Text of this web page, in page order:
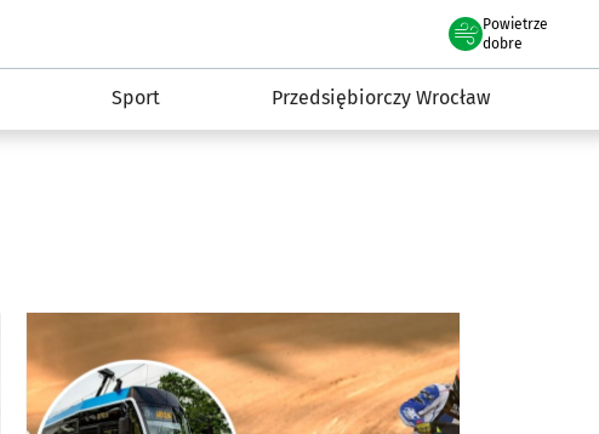
wroclaw.pl
Powietrze
we Wrocławiu
dobre
Sport Przedsiębiorczy Wrocław